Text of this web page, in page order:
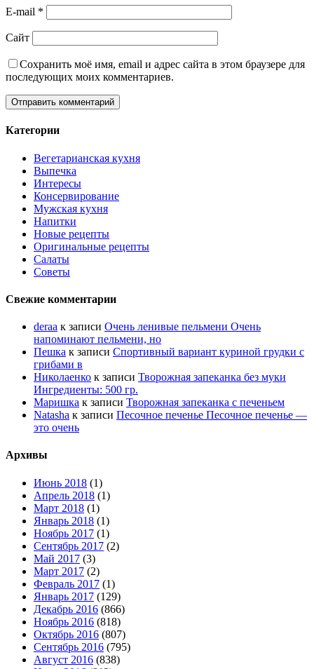
E-mail *
Сайт
Сохранить моё имя, email и адрес сайта в этом браузере для
последующих моих комментариев.
Категории
Вегетарианская кухня
Выпечка
Интересы
Консервирование
Мужская кухня
Напитки
Новые рецепты
Оригинальные рецепты
Салаты
Советы
Свежие комментарии
deraa к записи Очень ленивые пельмени Очень
напоминают пельмени, но
Пешка к записи Спортивный вариант куриной грудки с
грибами в
Николаенко к записи Творожная запеканка без муки
Ингредиенты: 500 гр.
Маришка к записи Творожная запеканка с печеньем
Natasha к записи Песочное печенье Песочное печенье —
это очень
Архивы
Июнь 2018 (1)
Апрель 2018 (1)
Март 2018 (1)
Январь 2018 (1)
Ноябрь 2017 (1)
Сентябрь 2017 (2)
Май 2017 (3)
Март 2017 (2)
Февраль 2017 (1)
Январь 2017 (129)
Декабрь 2016 (866)
Ноябрь 2016 (818)
Октябрь 2016 (807)
Сентябрь 2016 (795)
Август 2016 (838)